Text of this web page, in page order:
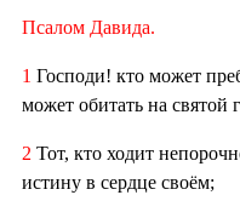
Псалом Давида.
1 Господи! кто может
может обитать на святой
2 Тот, кто ходит
истину в сердце своём;